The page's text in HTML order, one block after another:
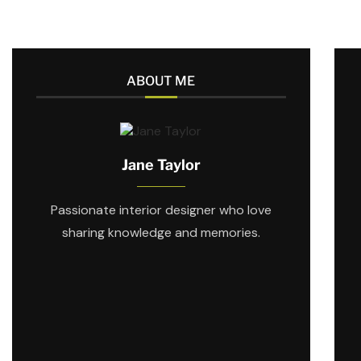
ABOUT ME
Jane Taylor
Passionate interior designer who love
sharing knowledge and memories.